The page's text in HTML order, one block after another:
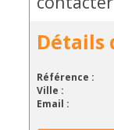
Détails
Référence :
Ville :
Email :